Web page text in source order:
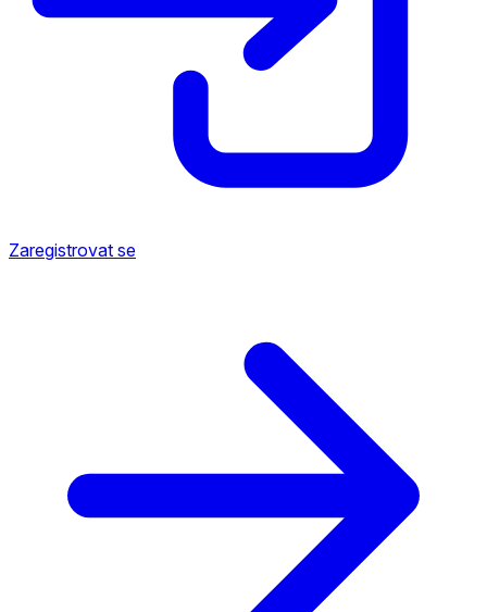
Zaregistrovat se